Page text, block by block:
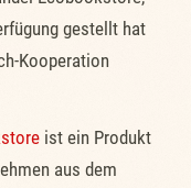
gestellt hat
Kooperation
ist ein Produkt
aus dem